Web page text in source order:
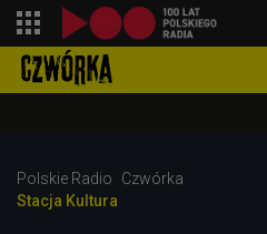
Polskie Radio
Czwórka
Stacja Kultura